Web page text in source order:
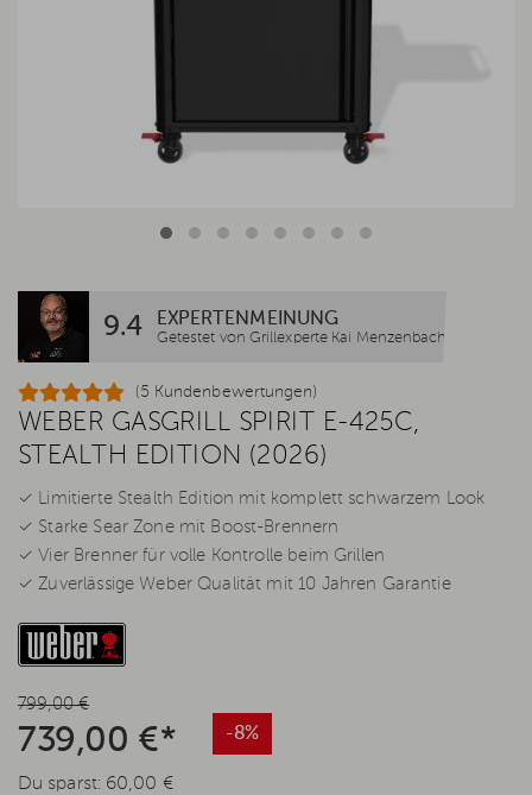
9.4 EXPERTENMEINUNG
Getestet von Grillexperte Kai Menzenbach
(5 Kundenbewertungen)
WEBER GASGRILL SPIRIT E-425C,
STEALTH EDITION (2026)
✓ Limitierte Stealth Edition mit komplett schwarzem Look
✓ Starke Sear Zone mit Boost-Brennern
✓ Vier Brenner für volle Kontrolle beim Grillen
✓ Zuverlässige Weber Qualität mit 10 Jahren Garantie
799,00 €
739,00 €* -8%
Du sparst: 60,00 €